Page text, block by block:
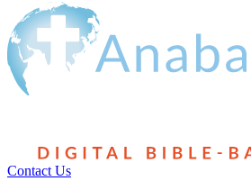
Contact Us